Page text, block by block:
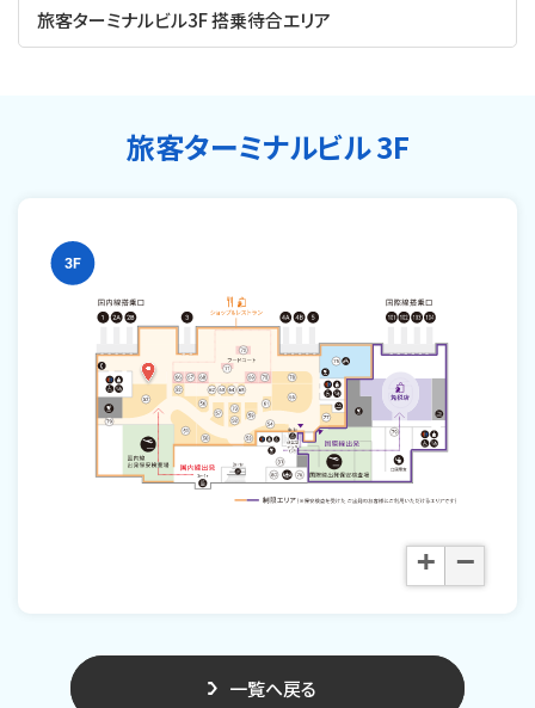
旅客ターミナルビル3F 搭乗待合エリア
旅客ターミナルビル 3F
+ −
一覧へ戻る